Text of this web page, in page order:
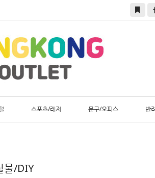
스포츠/레저 문구/오피스 반
물/DIY